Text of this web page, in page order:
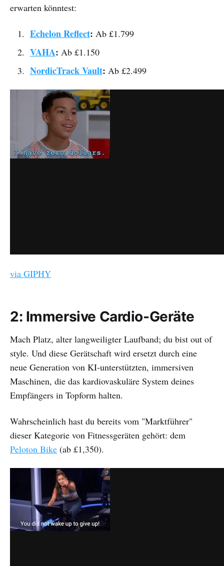
erwarten könntest:
Echelon Reflect: Ab £1.799
VAHA: Ab £1.150
NordicTrack Vault: Ab £2.499
via GIPHY
2: Immersive Cardio-Geräte
Mach Platz, alter langweiligter Laufband; du bist out of
style. Und diese Gerätschaft wird ersetzt durch eine
neue Generation von KI-unterstützten, immersiven
Maschinen, die das kardiovaskuläre System deines
Empfängers in Topform halten.
Wahrscheinlich hast du bereits vom "Marktführer"
dieser Kategorie von Fitnessgeräten gehört: dem
Peloton Bike (ab £1,350).